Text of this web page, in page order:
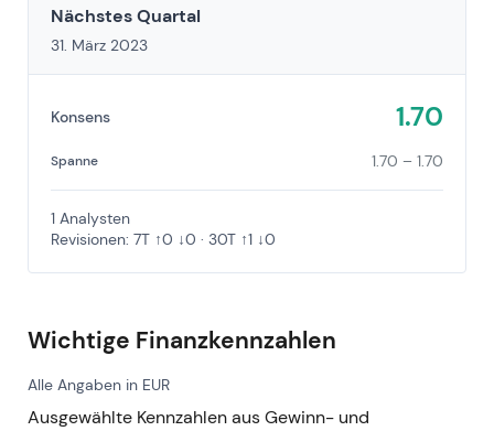
Nächstes Quartal
31. März 2023
Konsens 1.70
Spanne 1.70 – 1.70
1 Analysten
Revisionen: 7T ↑0 ↓0 · 30T ↑1 ↓0
Wichtige Finanzkennzahlen
Alle Angaben in EUR
Ausgewählte Kennzahlen aus Gewinn- und